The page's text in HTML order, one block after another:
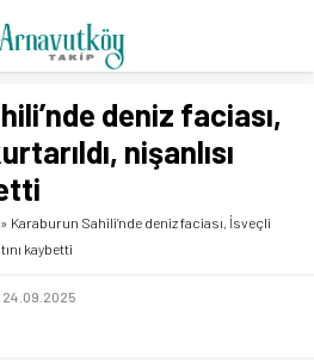
deniz faciası,
nişanlısı
» Karaburun Sahili’nde deniz faciası, İsveçli
kaybetti
24.09.2025